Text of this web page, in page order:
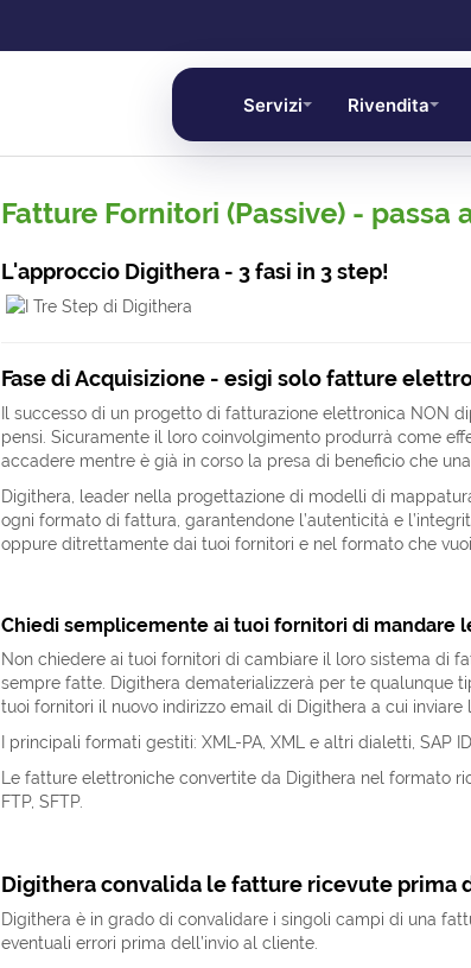
Servizi Rivendita
Fatture Fornitori (Passive) -
L'approccio Digithera - 3 fasi in 3 step!
Fase di Acquisizione - esigi solo fatture
Il successo di un progetto di fatturazione elettronica NON
pensi. Sicuramente il loro coinvolgimento produrrà come
accadere mentre è già in corso la presa di beneficio che
Digithera, leader nella progettazione di modelli di
ogni formato di fattura, garantendone l’autenticità e
oppure ditrettamente dai tuoi fornitori e nel formato che
Chiedi semplicemente ai tuoi fornitori di mandare
Non chiedere ai tuoi fornitori di cambiare il loro sistema di
sempre fatte. Digithera dematerializzerà per te qualunque
tuoi fornitori il nuovo indirizzo email di Digithera a cui
I principali formati gestiti: XML-PA, XML e altri dialetti, SAP
Le fatture elettroniche convertite da Digithera nel formato
FTP, SFTP.
Digithera convalida le fatture ricevute prima
Digithera è in grado di convalidare i singoli campi di una
eventuali errori prima dell’invio al cliente.